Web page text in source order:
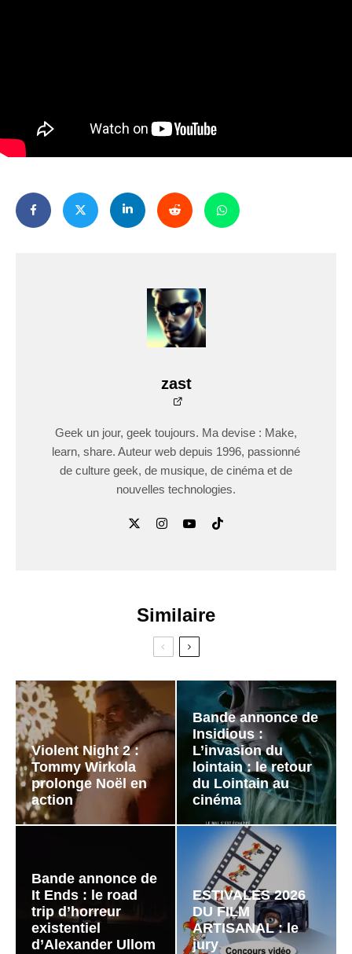
zast
Geek un jour, geek toujours. Ma devise : Make,
learn, share. Auteur web depuis 1996, passionné
de culture geek, de musique, de cinéma et de
nouvelles technologies.
Similaire
Violent Night 2 :
Tommy Wirkola
prolonge Noël en
action
Bande annonce de
Insidious :
L’invasion du
lointain : le retour
du Lointain au
cinéma
Bande annonce de
It Ends : le road
trip d’horreur
existentiel
d’Alexander Ullom
ESTIVALES 2026
DU FILM
ARTISANAL : le
jury